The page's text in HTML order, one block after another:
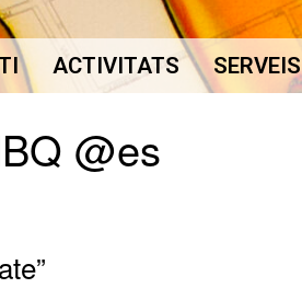
Secondary
Menu
ACTIVITATS SERVEIS
@es